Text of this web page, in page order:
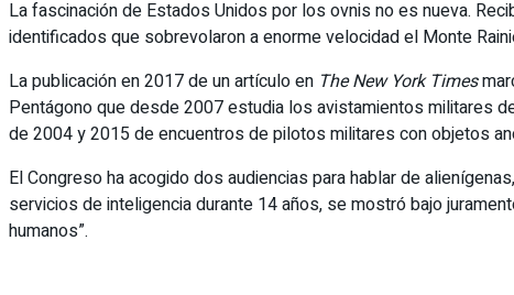
La fascinación de Estados Unidos por los ovnis no es nueva.
identificados que sobrevolaron a enorme velocidad el Monte
La publicación en 2017 de un artículo en The New York Times
Pentágono que desde 2007 estudia los avistamientos militares
de 2004 y 2015 de encuentros de pilotos militares con objetos
El Congreso ha acogido dos audiencias para hablar de
servicios de inteligencia durante 14 años, se mostró bajo
humanos”.